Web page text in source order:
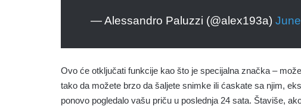
— Alessandro Paluzzi (@alex193a)
Ovo će otključati funkcije kao što je specijalna značka –
tako da možete brzo da šaljete snimke ili ćaskate sa njim,
ponovo pogledalo vašu priču u poslednja 24 sata. Štaviše,